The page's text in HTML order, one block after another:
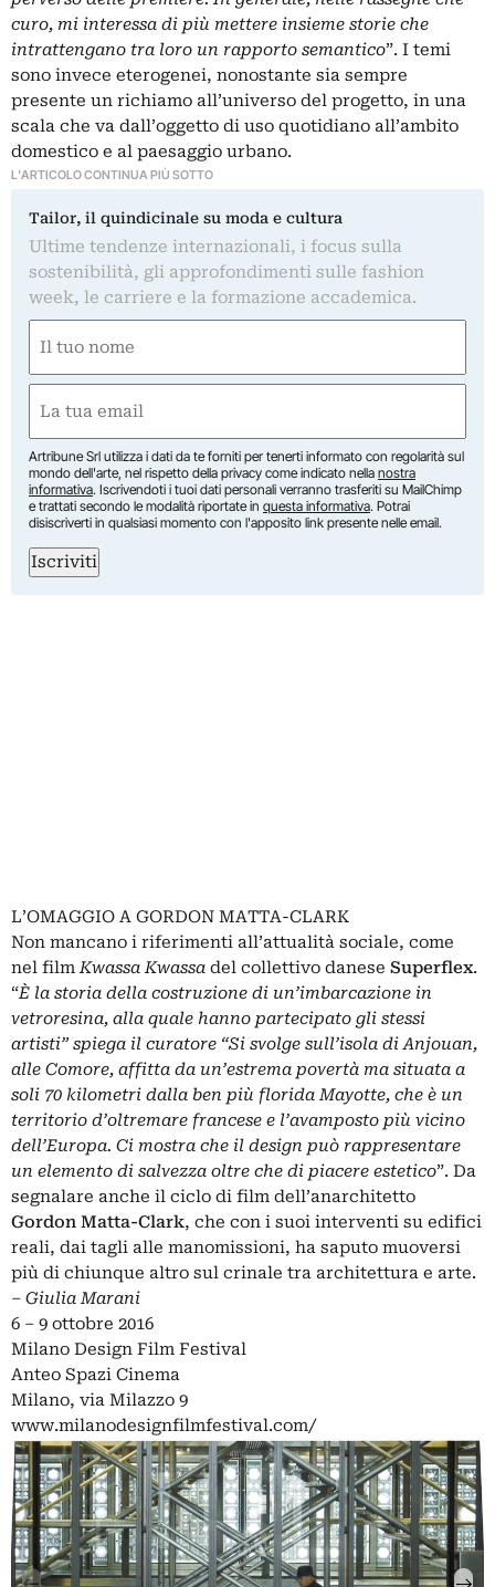
curo, mi interessa di più mettere insieme storie che
intrattengano tra loro un rapporto semantico”. I temi
sono invece eterogenei, nonostante sia sempre
presente un richiamo all’universo del progetto, in una
scala che va dall’oggetto di uso quotidiano all’ambito
domestico e al paesaggio urbano.
L'ARTICOLO CONTINUA PIÙ SOTTO
Tailor, il quindicinale su moda e cultura
Ultime tendenze internazionali, i focus sulla
sostenibilità, gli approfondimenti sulle fashion
week, le carriere e la formazione accademica.
(Obbligatorio)
Nome
(Obbligatorio)
Artribune Srl utilizza i dati da te forniti per tenerti informato con regolarità sul
mondo dell'arte, nel rispetto della privacy come indicato nella nostra
informativa. Iscrivendoti i tuoi dati personali verranno trasferiti su MailChimp
e trattati secondo le modalità riportate in questa informativa. Potrai
disiscriverti in qualsiasi momento con l'apposito link presente nelle email.
Iscriviti
L’OMAGGIO A GORDON MATTA-CLARK
Non mancano i riferimenti all’attualità sociale, come
nel film Kwassa Kwassa del collettivo danese Superflex.
“È la storia della costruzione di un’imbarcazione in
vetroresina, alla quale hanno partecipato gli stessi
artisti” spiega il curatore “Si svolge sull’isola di Anjouan,
alle Comore, affitta da un’estrema povertà ma situata a
soli 70 kilometri dalla ben più florida Mayotte, che è un
territorio d’oltremare francese e l’avamposto più vicino
dell’Europa. Ci mostra che il design può rappresentare
un elemento di salvezza oltre che di piacere estetico”. Da
segnalare anche il ciclo di film dell’anarchitetto
Gordon Matta-Clark, che con i suoi interventi su edifici
reali, dai tagli alle manomissioni, ha saputo muoversi
più di chiunque altro sul crinale tra architettura e arte.
– Giulia Marani
6 – 9 ottobre 2016
Milano Design Film Festival
Anteo Spazi Cinema
Milano, via Milazzo 9
www.milanodesignfilmfestival.com/